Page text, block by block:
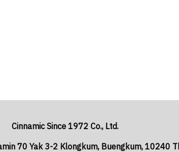
Cinnamic Since 1972 Co., Ltd.
70 Yak 3-2 Klongkum, Buengkum, 10240